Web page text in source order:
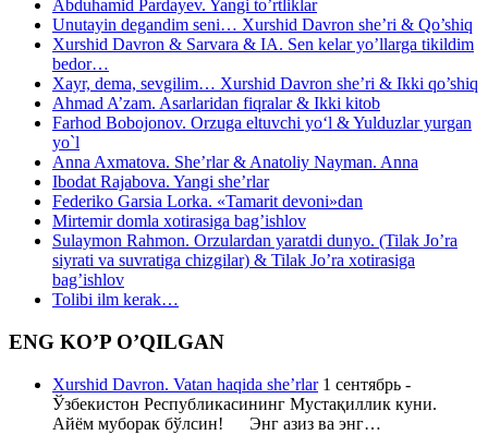
Abduhamid Pardayev. Yangi to’rtliklar
Unutayin degandim seni… Xurshid Davron she’ri & Qo’shiq
Xurshid Davron & Sarvara & IA. Sen kelar yo’llarga tikildim
bedor…
Xayr, dema, sevgilim… Xurshid Davron she’ri & Ikki qo’shiq
Ahmad A’zam. Asarlaridan fiqralar & Ikki kitob
Farhod Bobojonov. Orzuga eltuvchi yo‘l & Yulduzlar yurgan
yo`l
Anna Axmatova. She’rlar & Anatoliy Nayman. Anna
Ibodat Rajabova. Yangi she’rlar
Federiko Garsia Lorka. «Tamarit devoni»dan
Mirtemir domla xotirasiga bag’ishlov
Sulaymon Rahmon. Orzulardan yaratdi dunyo. (Tilak Jo’ra
siyrati va suvratiga chizgilar) & Tilak Jo’ra xotirasiga
bag’ishlov
Tolibi ilm kerak…
ENG KO’P O’QILGAN
Xurshid Davron. Vatan haqida she’rlar1 сентябрь -
Ўзбекистон Республикасининг Мустақиллик куни.
Айём муборак бўлсин! Энг азиз ва энг…